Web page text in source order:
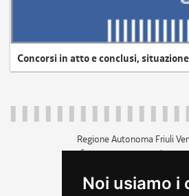
Noi usiamo i
Concorsi in atto e conclusi,
Regione Autonoma Friuli
c.f. 80014930327; p.iva
+39 040